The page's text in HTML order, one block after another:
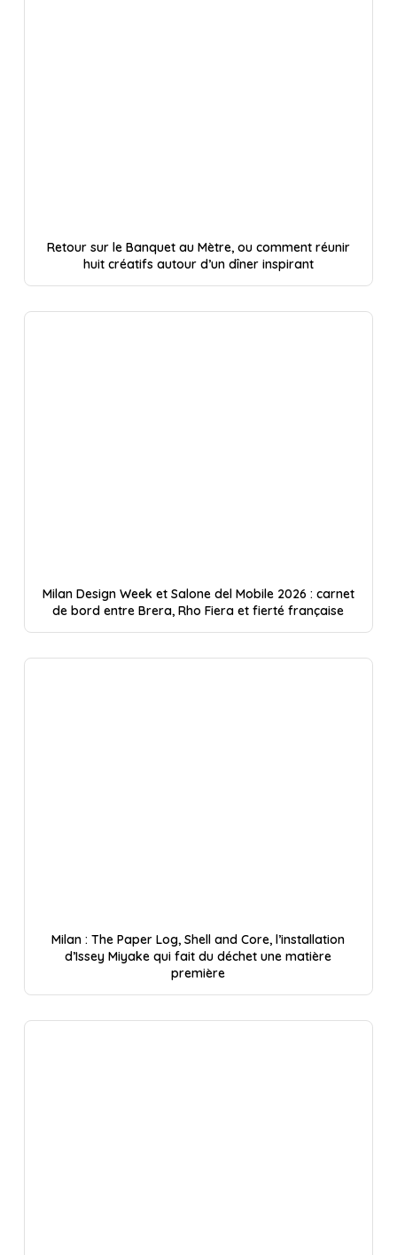
Retour sur le Banquet au Mètre, ou comment réunir
huit créatifs autour d’un dîner inspirant
Milan Design Week et Salone del Mobile 2026 : carnet
de bord entre Brera, Rho Fiera et fierté française
Milan : The Paper Log, Shell and Core, l’installation
d’Issey Miyake qui fait du déchet une matière
première